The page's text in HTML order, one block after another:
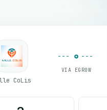
CoLis
VIA EGROW